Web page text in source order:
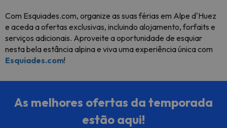
Com Esquiades.com, organize as suas férias em Alpe d'Huez
e aceda a ofertas exclusivas, incluindo alojamento, forfaits e
serviços adicionais. Aproveite a oportunidade de esquiar
nesta bela estância alpina e viva uma experiência única com
Esquiades.com!
As melhores ofertas da temporada
estão aqui!